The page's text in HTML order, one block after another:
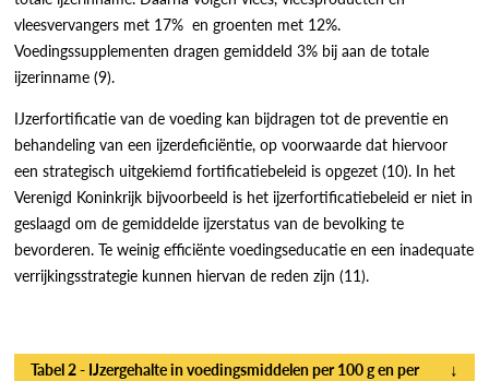
vleesvervangers met 17% en groenten met 12%.
Voedingssupplementen dragen gemiddeld 3% bij aan de totale
ijzerinname (9).
IJzerfortificatie van de voeding kan bijdragen tot de preventie en
behandeling van een ijzerdeficiëntie, op voorwaarde dat hiervoor
een strategisch uitgekiemd fortificatiebeleid is opgezet (10). In het
Verenigd Koninkrijk bijvoorbeeld is het ijzerfortificatiebeleid er niet in
geslaagd om de gemiddelde ijzerstatus van de bevolking te
bevorderen. Te weinig efficiënte voedingseducatie en een inadequate
verrijkingsstrategie kunnen hiervan de reden zijn (11).
↓
Tabel 2 - IJzergehalte in voedingsmiddelen per 100 g en per